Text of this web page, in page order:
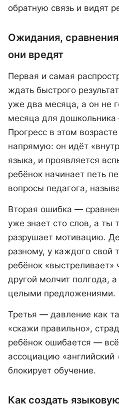
обратную связь и видят
Ожидания,
они вредят
Первая и самая
ждать быстрого
уже два месяца, а он не
месяца для дошкольника
Прогресс в этом
напрямую: он идёт
языка, и проявляется
ребёнок начинает петь
вопросы педагога,
Вторая ошибка —
уже знает сто слов, а ты
разрушает мотивацию.
разному, у каждого свой
ребёнок «выстреливает»
другой молчит полгода,
целыми предложениями.
Третья — давление как
«скажи правильно»,
ребёнок ошибается — всё
ассоциацию «английский
блокирует обучение.
Как создать